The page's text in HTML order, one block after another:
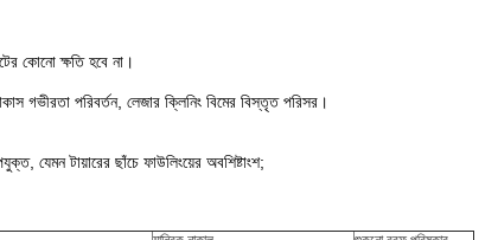
কোনো ক্ষতি হবে না।
গভীরতা পরিবর্তন, লেজার ক্লিনিং বিমের বিস্তৃত পরিসর।
যেমন টায়ারের ছাঁচে ফাউলিংয়ের অবশিষ্টাংশ;